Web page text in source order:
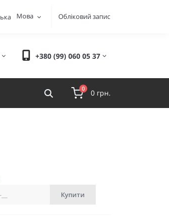
Мова Обліковий запис
+380 (99) 060 05 37
0 0 грн.
Купити